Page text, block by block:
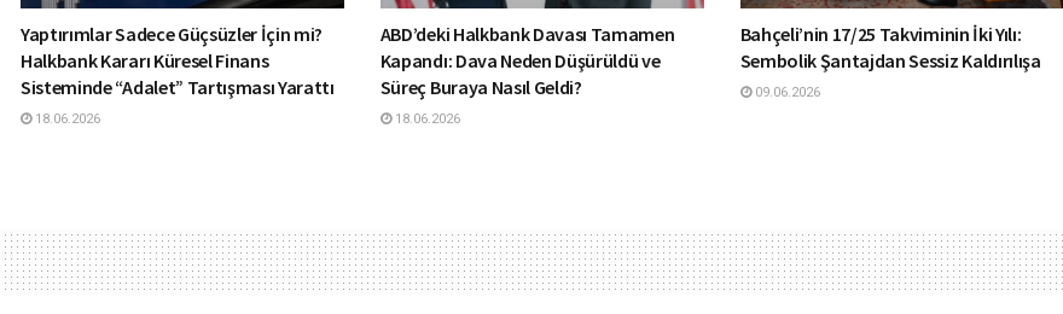
Yaptırımlar Sadece Güçsüzler İçin mi?
Halkbank Kararı Küresel Finans
Sisteminde “Adalet” Tartışması Yarattı
18.06.2026
ABD’deki Halkbank Davası Tamamen
Kapandı: Dava Neden Düşürüldü ve
Süreç Buraya Nasıl Geldi?
18.06.2026
Bahçeli’nin 17/25 Takviminin İki Yılı:
Sembolik Şantajdan Sessiz Kaldırılışa
09.06.2026